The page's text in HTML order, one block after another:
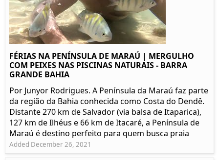
FÉRIAS NA PENÍNSULA DE MARAÚ | MERGULHO
COM PEIXES NAS PISCINAS NATURAIS - BARRA
GRANDE BAHIA
Por Junyor Rodrigues. A Península da Maraú faz parte
da região da Bahia conhecida como Costa do Dendê.
Distante 270 km de Salvador (via balsa de Itaparica),
127 km de Ilhéus e 66 km de Itacaré, a Península de
Maraú é destino perfeito para quem busca praia
Added December 26, 2021